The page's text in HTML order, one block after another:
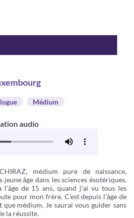
Médium
audio
médium pure de naissance,
âge dans les sciences ésotériques.
l'âge de 15 ans, quand j’ai vu tous les
pour mon frère. C'est depuis l'âge de
que médium. Je saurai vous guider sans
la réussite.